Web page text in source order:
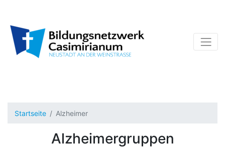
Startseite Alzheimer
Alzheimergruppen